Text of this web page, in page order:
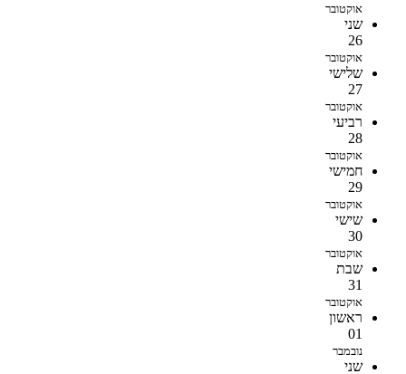
אוקטובר
שני
26
אוקטובר
שלישי
27
אוקטובר
רביעי
28
אוקטובר
חמישי
29
אוקטובר
שישי
30
אוקטובר
שבת
31
אוקטובר
ראשון
01
נובמבר
שני